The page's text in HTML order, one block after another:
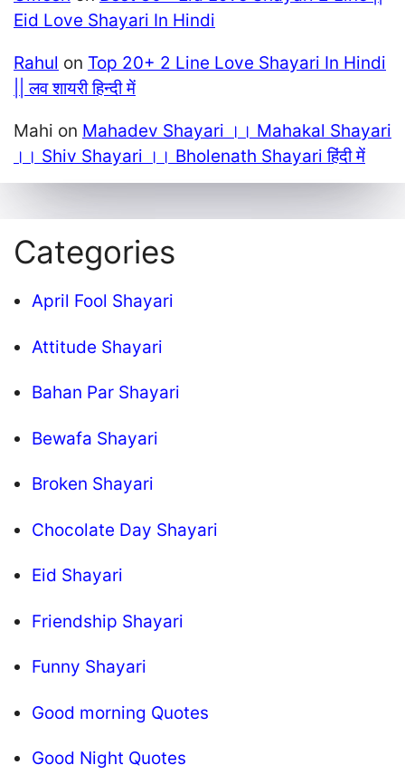
Eid Love Shayari In Hindi
Rahul on Top 20+ 2 Line Love Shayari In Hindi
|| लव शायरी हिन्दी में
Mahi on Mahadev Shayari ।। Mahakal Shayari
।। Shiv Shayari ।। Bholenath Shayari हिंदी में
Categories
April Fool Shayari
Attitude Shayari
Bahan Par Shayari
Bewafa Shayari
Broken Shayari
Chocolate Day Shayari
Eid Shayari
Friendship Shayari
Funny Shayari
Good morning Quotes
Good Night Quotes